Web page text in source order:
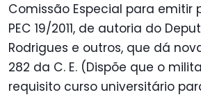
Comissão Especial para emitir
PEC 19/2011, de autoria do
Rodrigues e outros, que dá
282 da C. E. (Dispõe que o
requisito curso universitário